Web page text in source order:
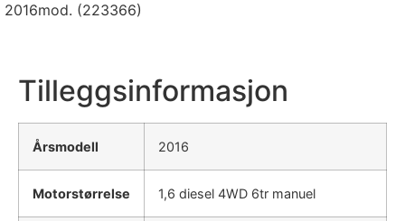
2016mod. (223366)
Tilleggsinformasjon
Årsmodell 2016
Motorstørrelse 1,6 diesel 4WD 6tr manuel